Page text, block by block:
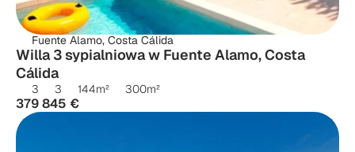
Fuente Alamo, Costa Cálida
Willa 3 sypialniowa w Fuente Alamo, Costa
Cálida
3 3 144m² 300m²
379 845 €